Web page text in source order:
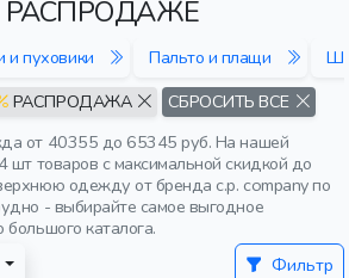
РАСПРОДАЖЕ
и пуховики Пальто и плащи
РАСПРОДАЖА
СБРОСИТЬ ВСЕ
от 40355 до 65345 руб. На нашей
шт товаров с максимальной скидкой до
одежду от бренда c.p. company по
- выбирайте самое выгодное
каталога.
Фильтр